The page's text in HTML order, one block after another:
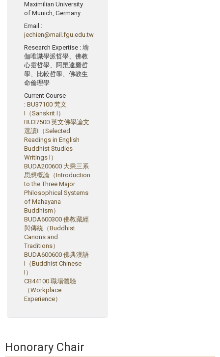
Maximilian University
of Munich, Germany
Email :
jechien@mail.fgu.edu.tw
Research Expertise : 瑜
伽唯識學派哲學、佛教
心靈哲學、阿毘達磨哲
學、比較哲學、佛教生
命倫理學
Current Course
:BU37100 梵文
I（Sanskrit I）
BU37500 英文佛學論文
選讀Ⅰ（Selected
Readings in English
Buddhist Studies
Writings I）
BUDA200600 大乘三系
思想概論（Introduction
to the Three Major
Philosophical Systems
of Mahayana
Buddhism）
BUDA600300 佛教藏經
與傳統（Buddhist
Canons and
Traditions）
BUDA600600 佛典漢語
I（Buddhist Chinese
I）
CB44100 職場體驗
（Workplace
Experience）
Honorary Chair